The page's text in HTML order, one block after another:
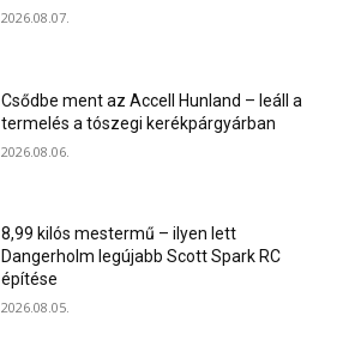
2026.08.07.
Csődbe ment az Accell Hunland – leáll a
termelés a tószegi kerékpárgyárban
2026.08.06.
8,99 kilós mestermű – ilyen lett
Dangerholm legújabb Scott Spark RC
építése
2026.08.05.